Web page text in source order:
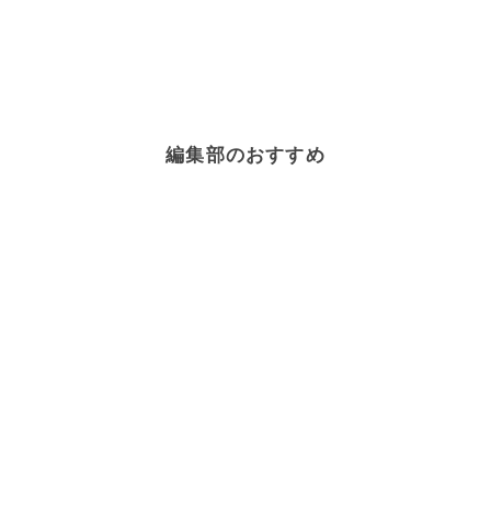
編集部のおすすめ